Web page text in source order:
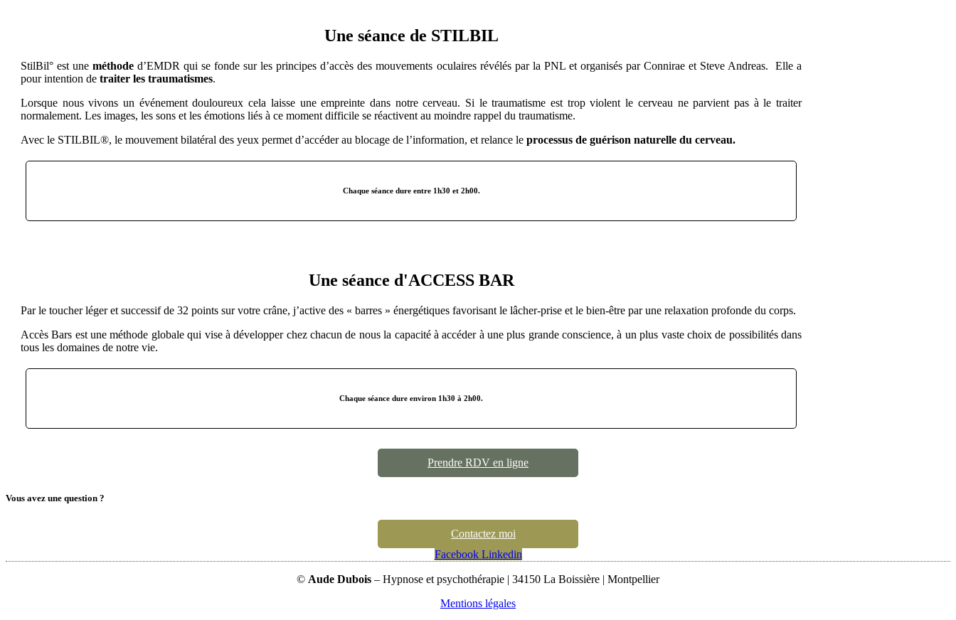
Une séance de STILBIL
StilBil° est uneméthode d’EMDR qui se fonde sur les principes d’accès des mouvements oculaires révélés par la PNL et organisés par Connirae et Steve Andreas. Elle a
pour intention de traiter les traumatismes.
Lorsque nous vivons un événement douloureux cela laisse une empreinte dans notre cerveau. Si le traumatisme est trop violent le cerveau ne parvient pas à le traiter
normalement. Les images, les sons et les émotions liés à ce moment difficile se réactivent au moindre rappel du traumatisme.
Avec le STILBIL®, le mouvement bilatéral des yeux permet d’accéder au blocage de l’information, et relance le processus de guérison naturelle du cerveau.
Chaque séance dure entre 1h30 et 2h00.
Une séance d'ACCESS BAR
Par le toucher léger et successif de 32 points sur votre crâne, j’active des « barres » énergétiques favorisant le lâcher-prise et le bien-être par une relaxation profonde du corps.
Accès Bars est une méthode globale qui vise à développer chez chacun de nous la capacité à accéder à une plus grande conscience, à un plus vaste choix de possibilités dans
tous les domaines de notre vie.
Chaque séance dure environ 1h30 à 2h00.
Prendre RDV en ligne
Vous avez une question ?
Contactez moi
Facebook Linkedin
© Aude Dubois – Hypnose et psychothérapie | 34150 La Boissière | Montpellier
Mentions légales